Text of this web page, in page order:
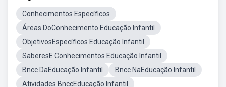
Conhecimentos Específicos
Áreas DoConhecimento Educação Infantil
ObjetivosEspecíficos Educação Infantil
SaberesE Conhecimentos Educação Infantil
Bncc DaEducação Infantil
Bncc NaEducação Infantil
Atividades BnccEducação Infantil